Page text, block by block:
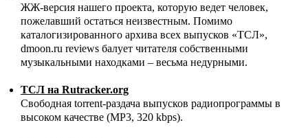
ЖЖ-версия нашего проекта, которую ведет человек,
пожелавший остаться неизвестным. Помимо
каталогизированного архива всех выпусков «ТСЛ»,
dmoon.ru reviews балует читателя собственными
музыкальными находками – весьма недурными.
ТСЛ на Rutracker.org
Свободная torrent-раздача выпусков радиопрограммы в
высоком качестве (MP3, 320 kbps).